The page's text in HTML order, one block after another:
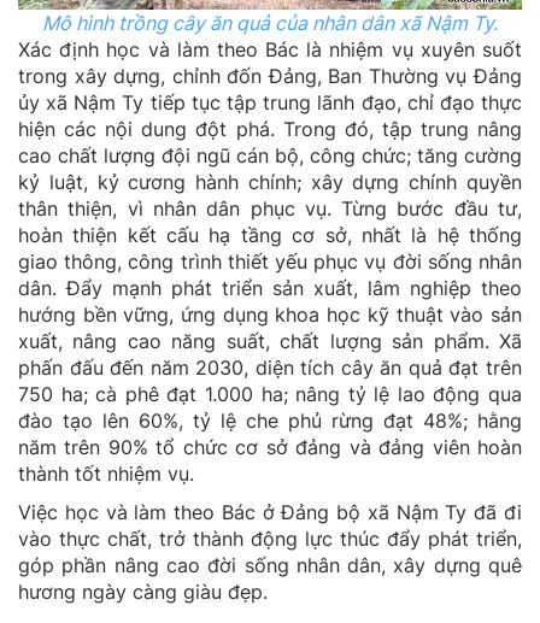
Mô hình trồng cây ăn quả của nhân dân xã Nậm Ty.
Xác định học và làm theo Bác là nhiệm vụ xuyên suốt
trong xây dựng, chỉnh đốn Đảng, Ban Thường vụ Đảng
ủy xã Nậm Ty tiếp tục tập trung lãnh đạo, chỉ đạo thực
hiện các nội dung đột phá. Trong đó, tập trung nâng
cao chất lượng đội ngũ cán bộ, công chức; tăng cường
kỷ luật, kỷ cương hành chính; xây dựng chính quyền
thân thiện, vì nhân dân phục vụ. Từng bước đầu tư,
hoàn thiện kết cấu hạ tầng cơ sở, nhất là hệ thống
giao thông, công trình thiết yếu phục vụ đời sống nhân
dân. Đẩy mạnh phát triển sản xuất, lâm nghiệp theo
hướng bền vững, ứng dụng khoa học kỹ thuật vào sản
xuất, nâng cao năng suất, chất lượng sản phẩm. Xã
phấn đấu đến năm 2030, diện tích cây ăn quả đạt trên
750 ha; cà phê đạt 1.000 ha; nâng tỷ lệ lao động qua
đào tạo lên 60%, tỷ lệ che phủ rừng đạt 48%; hằng
năm trên 90% tổ chức cơ sở đảng và đảng viên hoàn
thành tốt nhiệm vụ.
Việc học và làm theo Bác ở Đảng bộ xã Nậm Ty đã đi
vào thực chất, trở thành động lực thúc đẩy phát triển,
góp phần nâng cao đời sống nhân dân, xây dựng quê
hương ngày càng giàu đẹp.